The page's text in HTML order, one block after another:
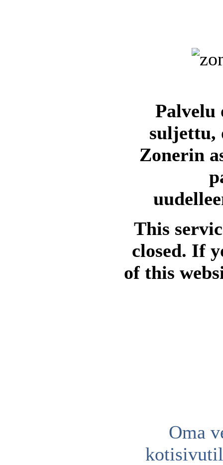
Palvelu
suljettu,
Zonerin
This
closed. If
of this
Oma